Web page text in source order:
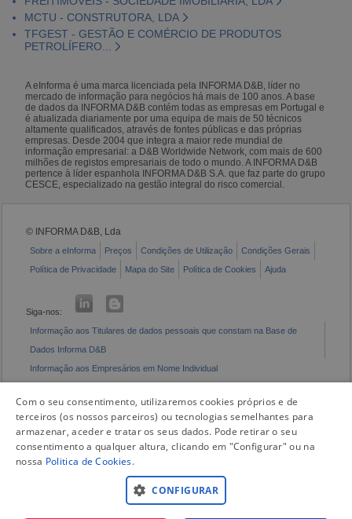
MCTU - CONSTRUTORA, LDA
TFGEST - GESTÃO E COMÉRCIO DE PRODUTOS
PETROLÍFERO...
A eInforma é uma marca licenciada pela INFORMA D&B, líder no
mercado de informação para negócios há mais de 100 anos. A base
de dados da INFORMA D&B contém todas as empresas em Portugal e
é atualizada diariamente por uma equipa de mais de 50 técnicos
altamente qualificados, através de fontes públicas e das próprias
empresas. Desde 2004 que integra a maior rede mundial de
informação empresarial: a D&B Worldwide Network, com mais de 600
milhões de registos empresariais de todo o mundo. A INFORMA D&B
pertence à líder espanhola INFORMA D&B S.A. que faz parte do grupo
CESCE, especializado na gestão integral do risco comercial.
© INFORMA D&B, Lda
Sobre a eInforma Preços Condições de Utilização
Condições Gerais
Política de Privacidade
Mapa do Site Política de Cookies Ajuda
Siga-nos:
Informação aos Titulares de dados pessoais que constam na Base de
Dados Informa D&B
Informação aos Empresários em Nome Individual
Com o seu consentimento, utilizaremos cookies próprios e de
terceiros (os nossos parceiros) ou tecnologias semelhantes para
armazenar, aceder e tratar os seus dados. Pode retirar o seu
consentimento a qualquer altura, clicando em "Configurar" ou na
nossa Politica de Cookies.
CONFIGURAR